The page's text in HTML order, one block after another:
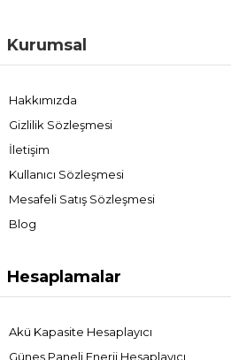
Kurumsal
Hakkımızda
Gizlilik Sözleşmesi
İletişim
Kullanıcı Sözleşmesi
Mesafeli Satış Sözleşmesi
Blog
Hesaplamalar
Akü Kapasite Hesaplayıcı
Güneş Paneli Enerji Hesaplayıcı